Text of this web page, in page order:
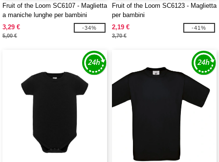
Fruit of the Loom SC6107 - Maglietta
a maniche lunghe per bambini
3,29 €
5,00 €
-34%
Fruit of the Loom SC6123 - Maglietta
per bambini
2,19 €
3,70 €
-41%